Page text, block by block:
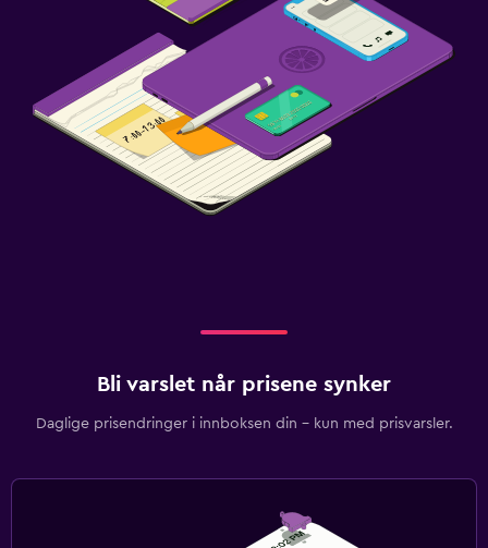
Bli varslet når prisene synker
Daglige prisendringer i innboksen din – kun med prisvarsler.